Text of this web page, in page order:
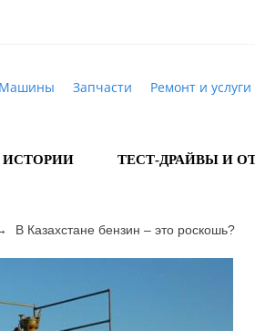
Машины Запчасти Ремонт и услуги
ИСТОРИИ ТЕСТ-ДРАЙВЫ И
В Казахстане бензин – это роскошь?